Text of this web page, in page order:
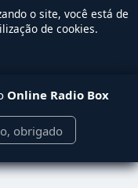
o site, você está de
de cookies.
Online Radio Box
obrigado